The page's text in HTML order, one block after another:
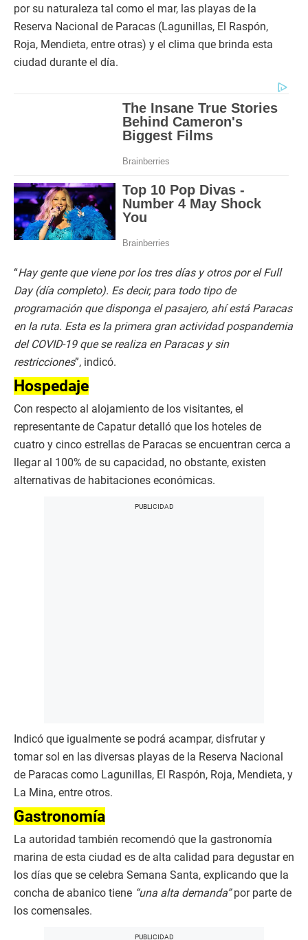
por su naturaleza tal como el mar, las playas de la
Reserva Nacional de Paracas (Lagunillas, El Raspón,
Roja, Mendieta, entre otras) y el clima que brinda esta
ciudad durante el día.
“Hay gente que viene por los tres días y otros por el Full
Day (día completo). Es decir, para todo tipo de
programación que disponga el pasajero, ahí está Paracas
en la ruta. Esta es la primera gran actividad pospandemia
del COVID-19 que se realiza en Paracas y sin
restricciones”, indicó.
Hospedaje
Con respecto al alojamiento de los visitantes, el
representante de Capatur detalló que los hoteles de
cuatro y cinco estrellas de Paracas se encuentran cerca a
llegar al 100% de su capacidad, no obstante, existen
alternativas de habitaciones económicas.
Indicó que igualmente se podrá acampar, disfrutar y
tomar sol en las diversas playas de la Reserva Nacional
de Paracas como Lagunillas, El Raspón, Roja, Mendieta, y
La Mina, entre otros.
Gastronomía
La autoridad también recomendó que la gastronomía
marina de esta ciudad es de alta calidad para degustar en
los días que se celebra Semana Santa, explicando que la
concha de abanico tiene “una alta demanda”por parte de
los comensales.